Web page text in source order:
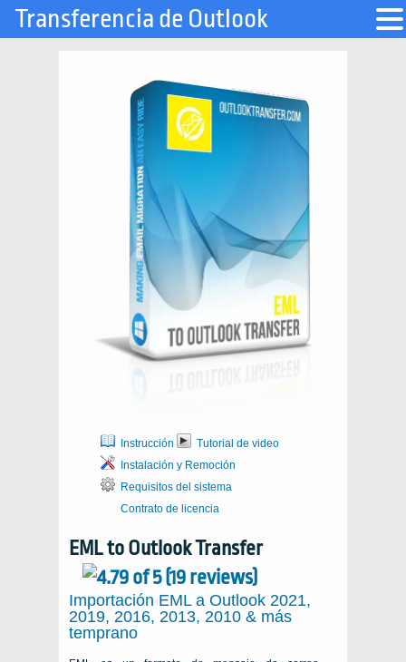
Instrucción
Tutorial de video
Instalación y Remoción
Requisitos del sistema
Contrato de licencia
EML to Outlook Transfer
Importación EML a Outlook 2021,
2019, 2016, 2013, 2010 & más
temprano
Transferencia de Outlook